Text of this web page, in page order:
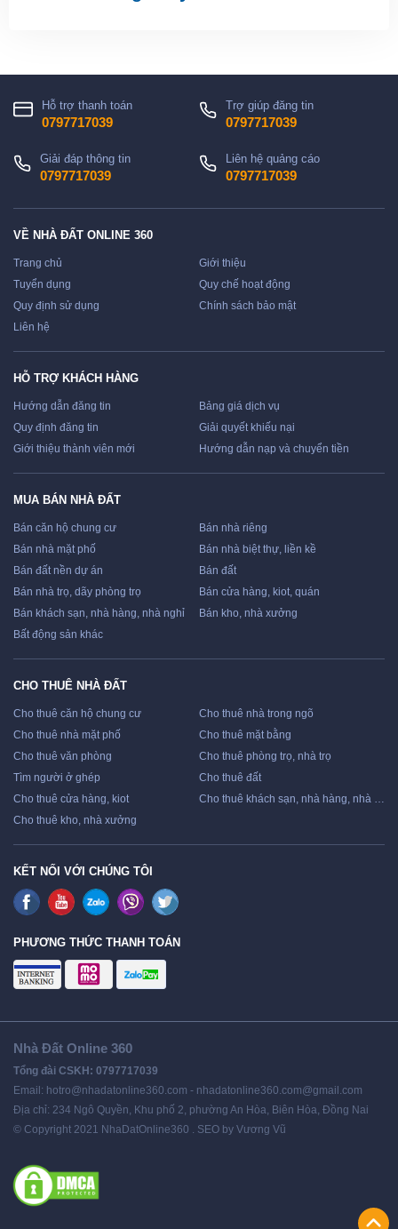
Hỗ trợ thanh toán
0797717039
Trợ giúp đăng tin
0797717039
Giải đáp thông tin
0797717039
Liên hệ quảng cáo
0797717039
VỀ NHÀ ĐẤT ONLINE 360
Trang chủ
Giới thiệu
Tuyển dụng
Quy chế hoạt động
Quy định sử dụng
Chính sách bảo mật
Liên hệ
HỖ TRỢ KHÁCH HÀNG
Hướng dẫn đăng tin
Bảng giá dịch vụ
Quy định đăng tin
Giải quyết khiếu nại
Giới thiệu thành viên mới
Hướng dẫn nạp và chuyển tiền
MUA BÁN NHÀ ĐẤT
Bán căn hộ chung cư
Bán nhà riêng
Bán nhà mặt phố
Bán nhà biệt thự, liền kề
Bán đất nền dự án
Bán đất
Bán nhà trọ, dãy phòng trọ
Bán cửa hàng, kiot, quán
Bán khách sạn, nhà hàng, nhà nghỉ
Bán kho, nhà xưởng
Bất động sản khác
CHO THUÊ NHÀ ĐẤT
Cho thuê căn hộ chung cư
Cho thuê nhà trong ngõ
Cho thuê nhà mặt phố
Cho thuê mặt bằng
Cho thuê văn phòng
Cho thuê phòng trọ, nhà trọ
Tìm người ở ghép
Cho thuê đất
Cho thuê cửa hàng, kiot
Cho thuê khách sạn, nhà hàng, nhà nghỉ
Cho thuê kho, nhà xưởng
KẾT NỐI VỚI CHÚNG TÔI
PHƯƠNG THỨC THANH TOÁN
Nhà Đất Online 360
Tổng đài CSKH: 0797717039
Email: hotro@nhadatonline360.com - nhadatonline360.com@gmail.com
Địa chỉ: 234 Ngô Quyền, Khu phố 2, phường An Hòa, Biên Hòa, Đồng Nai
© Copyright 2021 NhaDatOnline360 . SEO by Vương Vũ